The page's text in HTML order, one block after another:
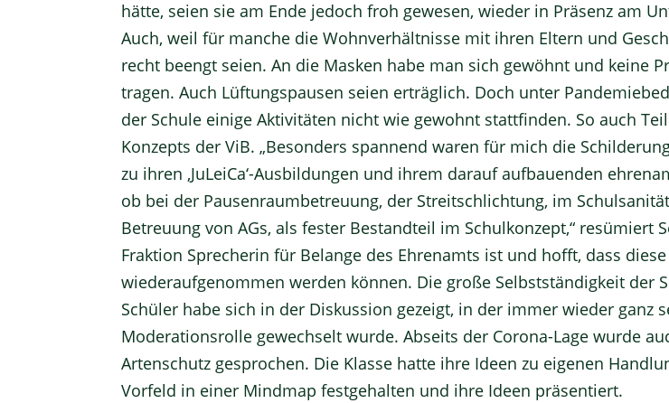
hätte, seien sie am Ende jedoch froh gewesen, wieder in Präsenz am
Auch, weil für manche die Wohnverhältnisse mit ihren Eltern und
recht beengt seien. An die Masken habe man sich gewöhnt und keine
tragen. Auch Lüftungspausen seien erträglich. Doch unter
der Schule einige Aktivitäten nicht wie gewohnt stattfinden. So auch
Konzepts der ViB. „Besonders spannend waren für mich die
zu ihren ‚JuLeiCa‘-Ausbildungen und ihrem darauf aufbauenden
ob bei der Pausenraumbetreuung, der Streitschlichtung, im
Betreuung von AGs, als fester Bestandteil im Schulkonzept,“ resümiert
Fraktion Sprecherin für Belange des Ehrenamts ist und hofft, dass
wiederaufgenommen werden können. Die große Selbstständigkeit der
Schüler habe sich in der Diskussion gezeigt, in der immer wieder ganz
Moderationsrolle gewechselt wurde. Abseits der Corona-Lage wurde
Artenschutz gesprochen. Die Klasse hatte ihre Ideen zu eigenen
Vorfeld in einer Mindmap festgehalten und ihre Ideen präsentiert.